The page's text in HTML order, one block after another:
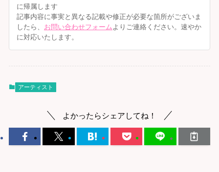
に帰属します
記事内容に事実と異なる記載や修正が必要な箇所がございま
したら、 お問い合わせフォーム よりご連絡ください。速やか
に対応いたします。
アーティスト
よかったらシェアしてね！